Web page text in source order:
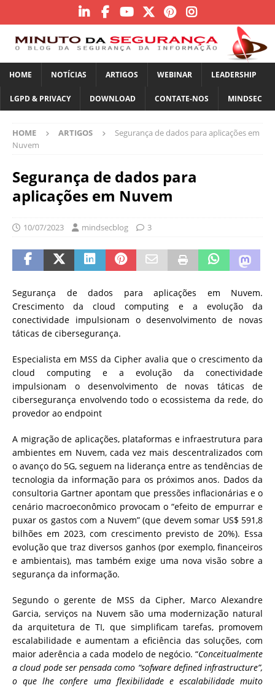
HOME NOTÍCIAS ARTIGOS WEBINAR LEADERSHIP
LGPD & PRIVACY DOWNLOAD CONTATE-NOS MINDSEC
HOME ARTIGOS
Segurança de dados para aplicações em
Nuvem
Segurança de dados para
aplicações em Nuvem
10/07/2023 mindsecblog 3
Segurança de dados para aplicações em Nuvem.
Crescimento da cloud computing e a evolução da
conectividade impulsionam o desenvolvimento de novas
táticas de cibersegurança.
Especialista em MSS da Cipher avalia que o crescimento da
cloud computing e a evolução da conectividade
impulsionam o desenvolvimento de novas táticas de
cibersegurança envolvendo todo o ecossistema da rede, do
provedor ao endpoint
A migração de aplicações, plataformas e infraestrutura para
ambientes em Nuvem, cada vez mais descentralizados com
o avanço do 5G, seguem na liderança entre as tendências de
tecnologia da informação para os próximos anos. Dados da
consultoria Gartner apontam que pressões inflacionárias e o
cenário macroeconômico provocam o “efeito de empurrar e
puxar os gastos com a Nuvem” (que devem somar US$ 591,8
bilhões em 2023, com crescimento previsto de 20%). Essa
evolução que traz diversos ganhos (por exemplo, financeiros
e ambientais), mas também exige uma nova visão sobre a
segurança da informação.
Segundo o gerente de MSS da Cipher, Marco Alexandre
Garcia, serviços na Nuvem são uma modernização natural
da arquitetura de TI, que simplificam tarefas, promovem
escalabilidade e aumentam a eficiência das soluções, com
maior aderência a cada modelo de negócio. “Conceitualmente
a cloud pode ser pensada como “sofware defined infrastructure”,
o que lhe confere uma flexibilidade e escalabilidade muito